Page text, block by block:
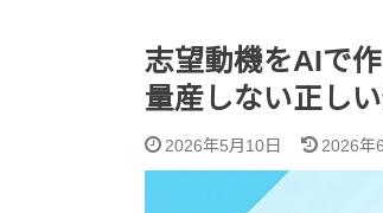
志望動機をAIで
量産しない正し
2026年5月10日 2026年